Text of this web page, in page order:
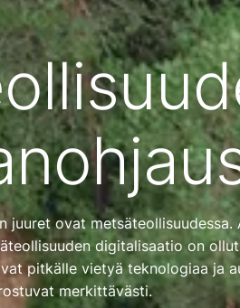
juuret ovat
digitalisaatio on
pitkälle vietyä teknologiaa ja
merkittävästi.